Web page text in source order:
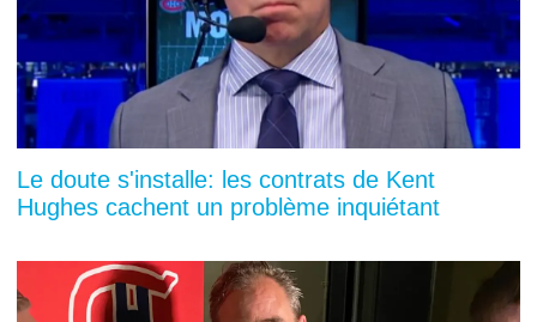
Le doute s'installe: les contrats de Kent
Hughes cachent un problème inquiétant